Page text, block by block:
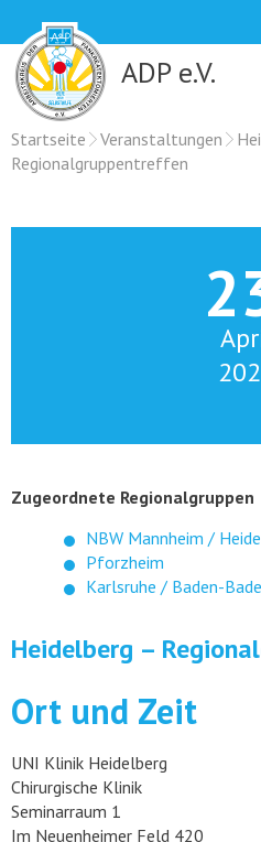
content
ADP e.V.
Startseite Veranstaltungen
Regionalgruppentreffen
Zugeordnete Regionalgruppen
NBW Mannheim /
Pforzheim
Karlsruhe / Baden-
Heidelberg –
Ort und Zeit
UNI Klinik Heidelberg
Chirurgische Klinik
Seminarraum 1
Im Neuenheimer Feld 420